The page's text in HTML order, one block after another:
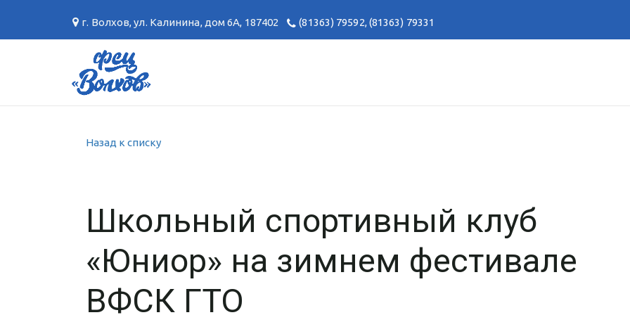
г. Волхов,ул. Калинина, дом 6А, 187402 (81363) 79592,(81363) 79331
Назад к списку
Школьный спортивный клуб
«Юниор» на зимнем фестивале
ВФСК ГТО